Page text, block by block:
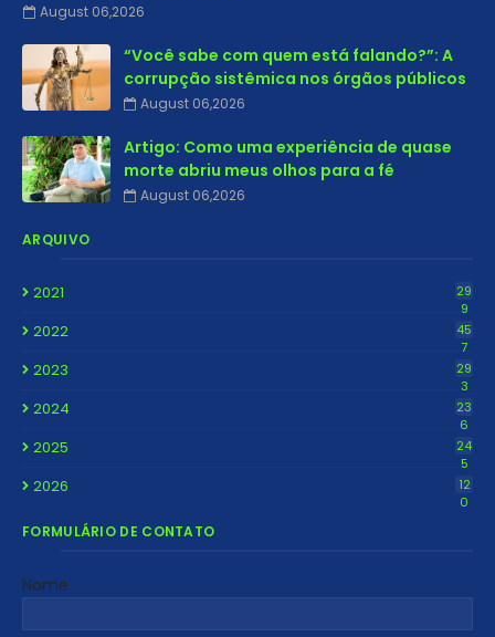
August 06,2026
“Você sabe com quem está falando?”: A
corrupção sistêmica nos órgãos públicos
August 06,2026
Artigo: Como uma experiência de quase
morte abriu meus olhos para a fé
August 06,2026
ARQUIVO
2021
29
9
2022
45
7
2023
29
3
2024
23
6
2025
24
5
2026
12
0
FORMULÁRIO DE CONTATO
Nome